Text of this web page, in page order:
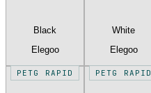
Black
Elegoo
White
Elegoo
PETG RAPID PETG RAPID